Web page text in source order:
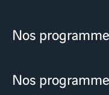
Nos
Nos